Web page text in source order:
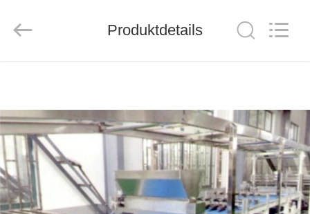
PRODUKTE
ÜBER
UNS
Rights
Reserved.
Produktdetails